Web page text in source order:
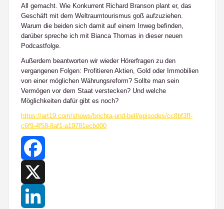
All gemacht. Wie Konkurrent Richard Branson plant er, das
Geschäft mit dem Weltraumtourismus goß aufzuziehen.
Warum die beiden sich damit auf einem Irrweg befinden,
darüber spreche ich mit Bianca Thomas in dieser neuen
Podcastfolge.
Außerdem beantworten wir wieder Hörerfragen zu den
vergangenen Folgen: Profitieren Aktien, Gold oder Immobilien
von einer möglichen Währungsreform? Sollte man sein
Vermögen vor dem Staat verstecken? Und welche
Möglichkeiten dafür gibt es noch?
https://art19.com/shows/brichta-und-bell/episodes/cc8bf3ff-
c6f9-4f58-8af1-a19781ecbd00
Facebook